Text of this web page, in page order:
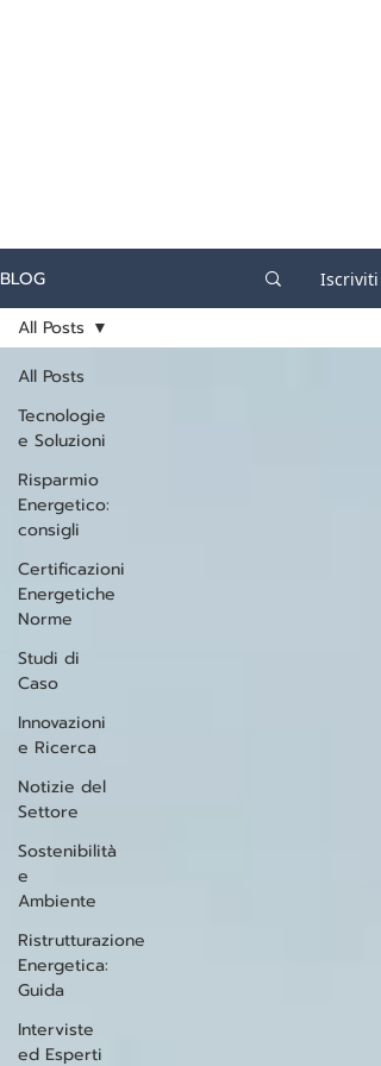
BLOG Iscriviti
All Posts
Tecnologie
e Soluzioni
Risparmio
Energetico:
consigli
Certificazioni
Energetiche
Norme
Studi di
Caso
Innovazioni
e Ricerca
Notizie del
Settore
Sostenibilità
e
Ambiente
Ristrutturazione
Energetica:
Guida
Interviste
ed Esperti
All Posts